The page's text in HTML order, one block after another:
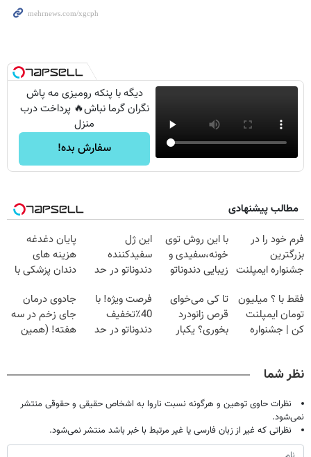
دیگه با پنکه رومیزی مه پاش
نگران گرما نباش🔥 پرداخت درب
منزل
سفارش بده!
مطالب پیشنهادی
فرم خود را در
بزرگترین
جشنواره ایمپلنت
فقط ۲۵ میلیون
با این روش توی
خونه،سفیدی و
زیبایی دندوناتو
(40%off)
این ژل
سفیدکننده
دندوناتو در حد
میکنه
(40%تخفیف)
پایان دغدغه
هزینه های
دندان پزشکی با
خانگی
فقط با ؟ میلیون
تومان ایمپلنت
کن | جشنواره
تا کی می‌خوای
قرص زانودرد
بخوری؟ یکبار
فرصت ویژه! با
40٪تخفیف
دندوناتو در حد
جادوی درمان
جای زخم در سه
هفته! (همین
نظر شما
نظرات حاوی توهین و هرگونه نسبت ناروا به اشخاص حقیقی و حقوقی منتشر
نمی‌شود.
نظراتی که غیر از زبان فارسی یا غیر مرتبط با خبر باشد منتشر نمی‌شود.